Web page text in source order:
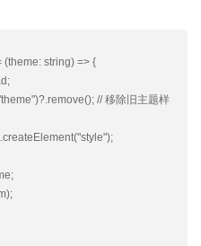
string) => {
// 移除旧主题样